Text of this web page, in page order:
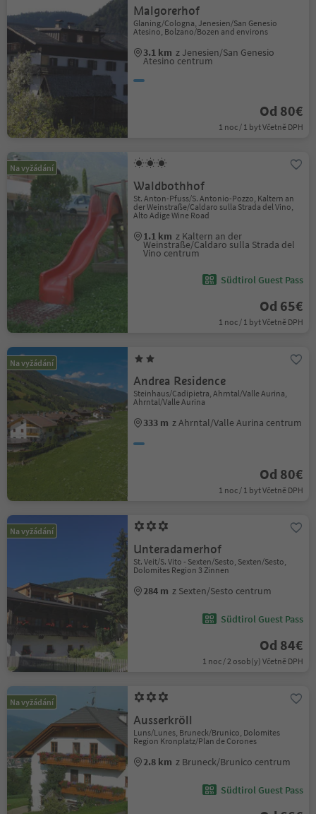
Malgorerhof
Glaning/Cologna, Jenesien/San Genesio
Atesino, Bolzano/Bozen and environs
3.1 km z Jenesien/San Genesio
Atesino centrum
Od 80€
1 noc / 1 byt Včetně DPH
Na vyžádání
Waldbothhof
St. Anton-Pfuss/S. Antonio-Pozzo, Kaltern an
der Weinstraße/Caldaro sulla Strada del Vino,
Alto Adige Wine Road
1.1 km z Kaltern an der
Weinstraße/Caldaro sulla Strada del
Vino centrum
Südtirol Guest Pass
Od 65€
1 noc / 1 byt Včetně DPH
Na vyžádání
Andrea Residence
Steinhaus/Cadipietra, Ahrntal/Valle Aurina,
Ahrntal/Valle Aurina
333 m z Ahrntal/Valle Aurina centrum
Od 80€
1 noc / 1 byt Včetně DPH
Na vyžádání
Unteradamerhof
St. Veit/S. Vito - Sexten/Sesto, Sexten/Sesto,
Dolomites Region 3 Zinnen
284 m z Sexten/Sesto centrum
Südtirol Guest Pass
Od 84€
1 noc / 2 osob(y) Včetně DPH
Na vyžádání
Ausserkröll
Luns/Lunes, Bruneck/Brunico, Dolomites
Region Kronplatz/Plan de Corones
2.8 km z Bruneck/Brunico centrum
Südtirol Guest Pass